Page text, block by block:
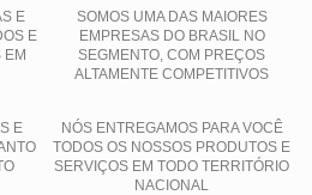
E
E
EM
SOMOS UMA DAS MAIORES
EMPRESAS DO BRASIL NO
SEGMENTO, COM PREÇOS
ALTAMENTE COMPETITIVOS
E
NÓS ENTREGAMOS PARA VOCÊ
TODOS OS NOSSOS PRODUTOS E
SERVIÇOS EM TODO TERRITÓRIO
NACIONAL